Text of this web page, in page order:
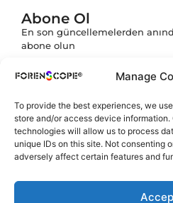
Manage
To provide the best experiences, we
store and/or access device
technologies will allow us to process
unique IDs on this site. Not consenting
adversely affect certain features and
Abone Ol
En son güncellemelerden
abone olun
Abone ol butonuna tıklayarak
onaylamış olursunuz.